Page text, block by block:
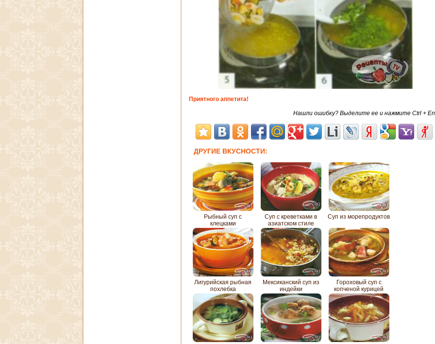
Приятного аппетита!
Нашли ошибку? Выделите ее и нажмите Ctrl +
ДРУГИЕ ВКУСНОСТИ:
Рыбный суп с
клецками
Суп с креветками в
азиатском стиле
Суп из морепродуктов
Лигурийская рыбная
похлебка
Мексиканский суп из
индейки
Гороховый суп с
копченой курицей